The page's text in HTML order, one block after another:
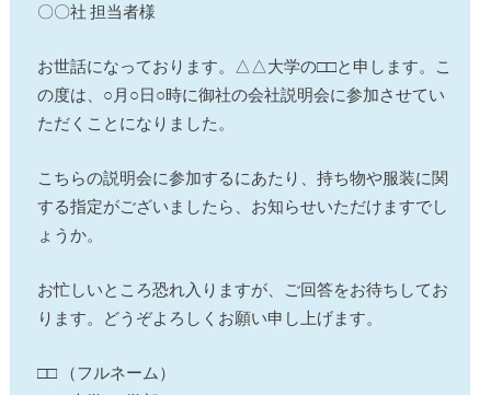
〇〇社 担当者様
お世話になっております。△△大学の□□と申します。こ
の度は、○月○日○時に御社の会社説明会に参加させてい
ただくことになりました。
こちらの説明会に参加するにあたり、持ち物や服装に関
する指定がございましたら、お知らせいただけますでし
ょうか。
お忙しいところ恐れ入りますが、ご回答をお待ちしてお
ります。どうぞよろしくお願い申し上げます。
□□ （フルネーム）